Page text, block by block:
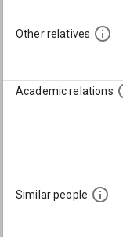
Other relatives
Academic relations
Similar people